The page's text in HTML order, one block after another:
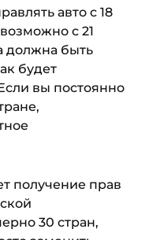
авто с 18
с 21
должна быть
будет
вы постоянно
получение прав
30 стран,